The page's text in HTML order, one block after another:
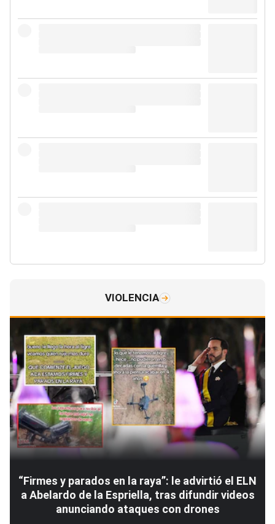
VIOLENCIA
“Firmes y parados en la raya”: le advirtió el ELN
a Abelardo de la Espriella, tras difundir videos
anunciando ataques con drones